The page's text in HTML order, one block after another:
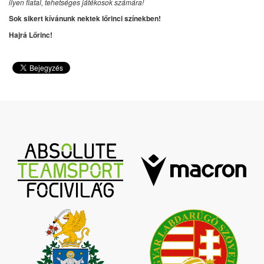
ilyen fiatal, tehetséges játékosok számára!
Sok sikert kívánunk nektek lőrinci színekben!
Hajrá Lőrinc!